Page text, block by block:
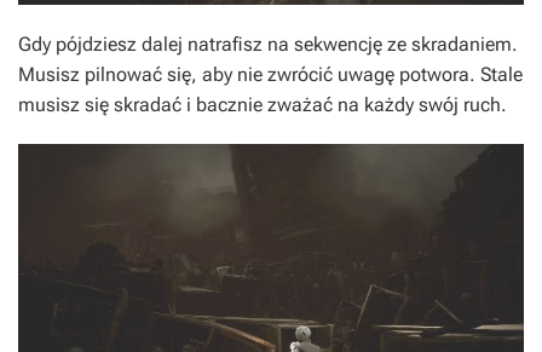
Gdy pójdziesz dalej natrafisz na sekwencję ze skradaniem.
Musisz pilnować się, aby nie zwrócić uwagę potwora. Stale
musisz się skradać i bacznie zważać na każdy swój ruch.